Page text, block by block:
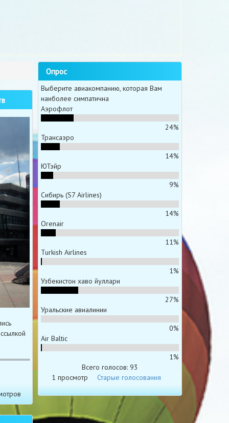
Опрос
Выберите авиакомпанию, которая Вам
наиболее симпатична
Аэрофлот
24%
Трансаэро
14%
ЮТэйр
9%
Сибирь (S7 Airlines)
14%
Orenair
11%
Turkish Airlines
1%
Узбекистон хаво йуллари
27%
Уральские авиалинии
0%
Air Baltic
1%
Всего голосов: 93
1 просмотр
Старые голосования